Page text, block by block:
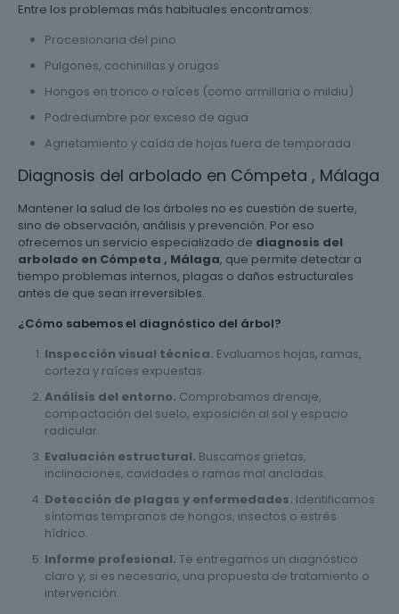
Entre los problemas más habituales encontramos:
Procesionaria del pino
Pulgones, cochinillas y orugas
Hongos en tronco o raíces (como armillaria o mildiu)
Podredumbre por exceso de agua
Agrietamiento y caída de hojas fuera de temporada
Diagnosis del arbolado en Cómpeta , Málaga
Mantener la salud de los árboles no es cuestión de suerte,
sino de observación, análisis y prevención. Por eso
ofrecemos un servicio especializado de diagnosis del
arbolado en Cómpeta , Málaga, que permite detectar a
tiempo problemas internos, plagas o daños estructurales
antes de que sean irreversibles.
¿Cómo sabemos el diagnóstico del árbol?
Inspección visual técnica. Evaluamos hojas, ramas,
corteza y raíces expuestas.
Análisis del entorno. Comprobamos drenaje,
compactación del suelo, exposición al sol y espacio
radicular.
Evaluación estructural. Buscamos grietas,
inclinaciones, cavidades o ramas mal ancladas.
Detección de plagas y enfermedades. Identificamos
síntomas tempranos de hongos, insectos o estrés
hídrico.
Informe profesional. Te entregamos un diagnóstico
claro y, si es necesario, una propuesta de tratamiento o
intervención.